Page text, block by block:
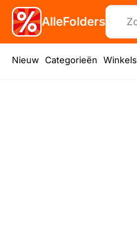
AlleFolders
Nieuw Categorieën Winkels